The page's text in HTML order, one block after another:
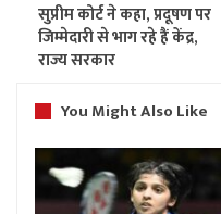
सुप्रीम कोर्ट ने कहा, प्रदूषण पर
जिम्मेदारी से भाग रहे हैं केंद्र,
राज्य सरकार
You Might Also Like